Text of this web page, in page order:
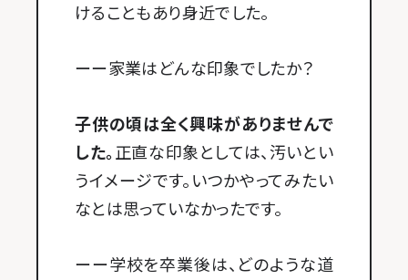
けることもあり身近でした。
ーー家業はどんな印象でしたか？
子供の頃は全く興味がありませんで
した。 正直な印象としては、汚いとい
うイメージです。いつかやってみたい
なとは思っていなかったです。
ーー学校を卒業後は、どのような道